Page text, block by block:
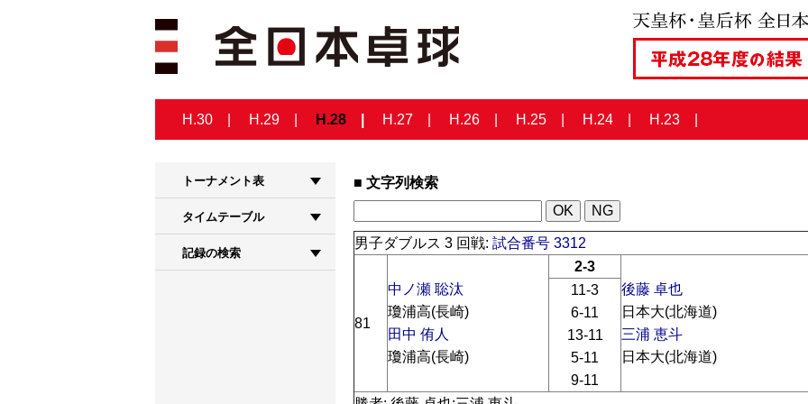
H.30 H.29 H.28 H.27 H.26 H.25 H.24 H.23
トーナメント表
タイムテーブル
記録の検索
文字列検索
男子ダブルス 3 回戦: 試合番号 3312
81
中ノ瀬 聡汰
瓊浦高(長崎)
田中 侑人
瓊浦高(長崎)
2-3
後藤 卓也
日本大(北海道)
三浦 恵斗
日本大(北海道)
11-3
6-11
13-11
5-11
9-11